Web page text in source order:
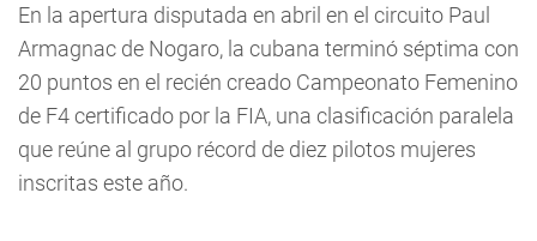
En la apertura disputada en abril en el circuito Paul
Armagnac de Nogaro, la cubana terminó séptima con
20 puntos en el recién creado Campeonato Femenino
de F4 certificado por la FIA, una clasificación paralela
que reúne al grupo récord de diez pilotos mujeres
inscritas este año.